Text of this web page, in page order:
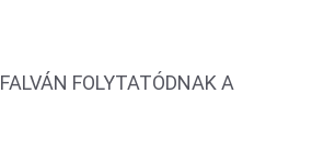
FOLYTATÓDNAK A